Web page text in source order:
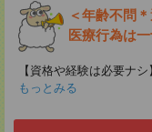
＜年齢不問
医療行為は一
【資格や経験は必要ナ
もっとみる